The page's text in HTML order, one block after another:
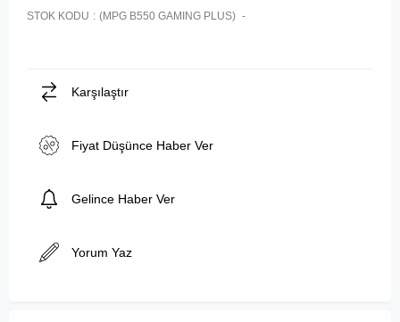
STOK KODU (MPG B550 GAMING PLUS)
Karşılaştır
Fiyat Düşünce Haber Ver
Gelince Haber Ver
Yorum Yaz